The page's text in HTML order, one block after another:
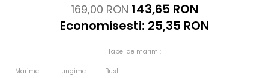
169,00 RON 143,65 RON
Economisesti: 25,35 RON
Tabel de marimi:
Marime Lungime Bust